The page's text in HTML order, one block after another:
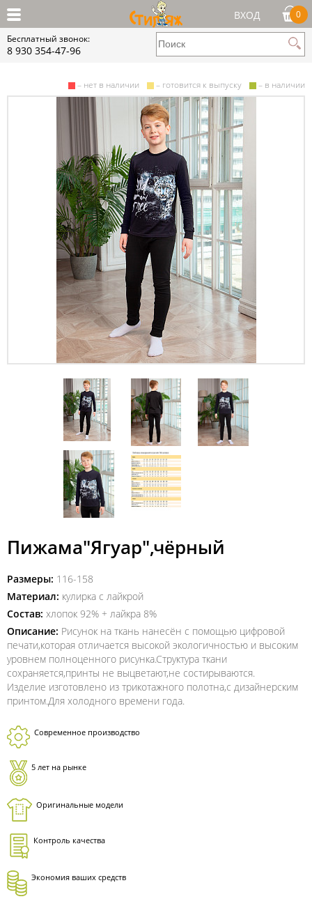
ВХОД 0
Бесплатный звонок:
8 930 354-47-96
– нет в наличии – готовится к выпуску – в наличии
Пижама"Ягуар",чёрный
Размеры: 116-158
Материал: кулирка с лайкрой
Состав: хлопок 92% + лайкра 8%
Описание: Рисунок на ткань нанесён с помощью цифровой
печати,которая отличается высокой экологичностью и высоким
уровнем полноценного рисунка.Структура ткани
сохраняется,принты не выцветают,не состирываются.
Изделие изготовлено из трикотажного полотна,с дизайнерским
принтом.Для холодного времени года.
Современное производство
5 лет на рынке
Оригинальные модели
Контроль качества
Экономия ваших средств